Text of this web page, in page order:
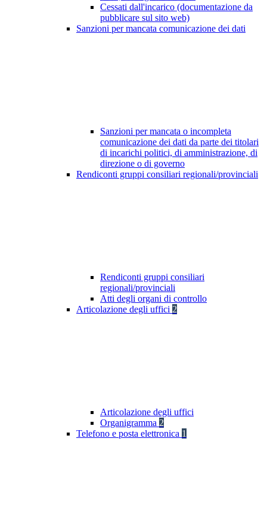
Cessati dall'incarico (documentazione da
pubblicare sul sito web)
Sanzioni per mancata comunicazione dei dati
Sanzioni per mancata o incompleta
comunicazione dei dati da parte dei titolari
di incarichi politici, di amministrazione, di
direzione o di governo
Rendiconti gruppi consiliari regionali/provinciali
Rendiconti gruppi consiliari
regionali/provinciali
Atti degli organi di controllo
Articolazione degli uffici 2
Articolazione degli uffici
Organigramma 2
Telefono e posta elettronica 1